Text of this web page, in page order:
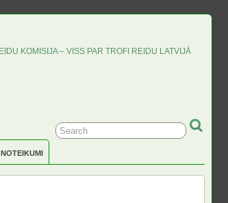
KOMISIJA – VISS PAR TROFI REIDU LATVIJĀ